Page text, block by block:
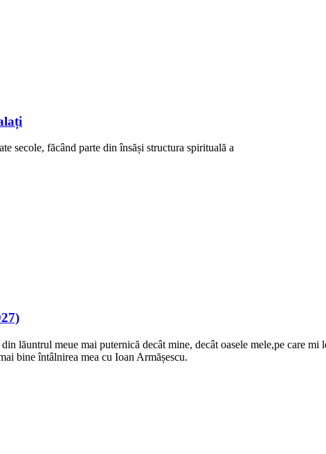
secole, făcând parte din însăși structura spirituală a
lăuntrul meue mai puternică decât mine, decât oasele mele,pe care mi
bine întâlnirea mea cu Ioan Armășescu.